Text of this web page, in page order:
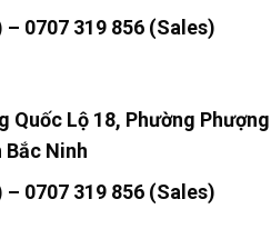
0707 319 856 (Sales)
Quốc Lộ 18, Phường Phượng
Bắc Ninh
– 0707 319 856 (Sales)